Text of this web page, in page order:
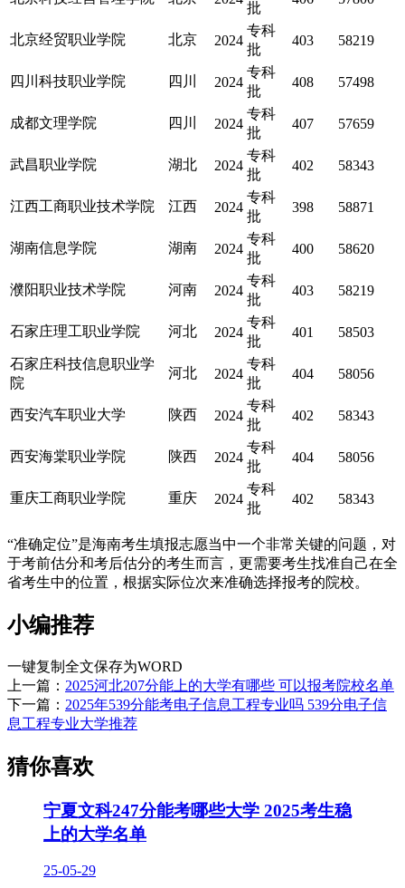
批
北京经贸职业学院 北京 2024
专科
批
403 58219
四川科技职业学院 四川 2024
专科
批
408 57498
成都文理学院 四川 2024
专科
批
407 57659
武昌职业学院 湖北 2024
专科
批
402 58343
江西工商职业技术学院 江西 2024
专科
批
398 58871
湖南信息学院 湖南 2024
专科
批
400 58620
濮阳职业技术学院 河南 2024
专科
批
403 58219
石家庄理工职业学院 河北 2024
专科
批
401 58503
石家庄科技信息职业学
院
河北 2024
专科
批
404 58056
西安汽车职业大学 陕西 2024
专科
批
402 58343
西安海棠职业学院 陕西 2024
专科
批
404 58056
重庆工商职业学院 重庆 2024
专科
批
402 58343
“准确定位”是海南考生填报志愿当中一个非常关键的问题，对
于考前估分和考后估分的考生而言，更需要考生找准自己在全
省考生中的位置，根据实际位次来准确选择报考的院校。
小编推荐
一键复制全文保存为WORD
上一篇： 2025河北207分能上的大学有哪些 可以报考院校名单
下一篇： 2025年539分能考电子信息工程专业吗 539分电子信
息工程专业大学推荐
猜你喜欢
宁夏文科247分能考哪些大学 2025考生稳
上的大学名单
25-05-29